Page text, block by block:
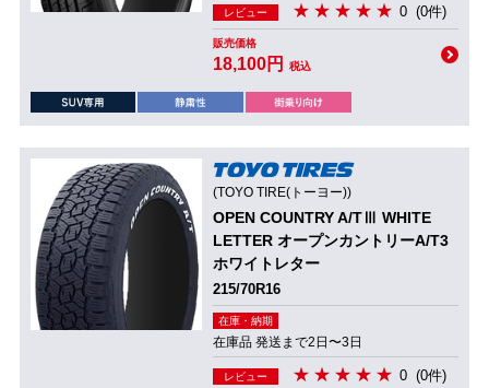
レビュー 0 (0件)
販売価格
18,100円 税込
(TOYO TIRE(トーヨー))
OPEN COUNTRY A/TⅢ WHITE
LETTER オープンカントリーA/T3
ホワイトレター
215/70R16
在庫・納期
在庫品 発送まで2日〜3日
レビュー 0 (0件)